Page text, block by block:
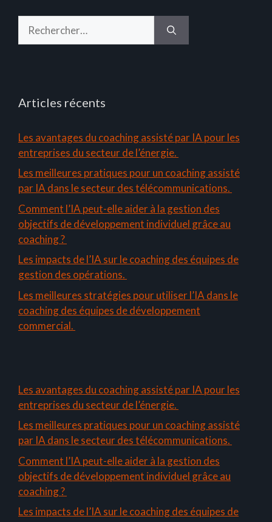
Articles récents
Les avantages du coaching assisté par IA pour les
entreprises du secteur de l’énergie.
Les meilleures pratiques pour un coaching assisté
par IA dans le secteur des télécommunications.
Comment l’IA peut-elle aider à la gestion des
objectifs de développement individuel grâce au
coaching ?
Les impacts de l’IA sur le coaching des équipes de
gestion des opérations.
Les meilleures stratégies pour utiliser l’IA dans le
coaching des équipes de développement
commercial.
Les avantages du coaching assisté par IA pour les
entreprises du secteur de l’énergie.
Les meilleures pratiques pour un coaching assisté
par IA dans le secteur des télécommunications.
Comment l’IA peut-elle aider à la gestion des
objectifs de développement individuel grâce au
coaching ?
Les impacts de l’IA sur le coaching des équipes de